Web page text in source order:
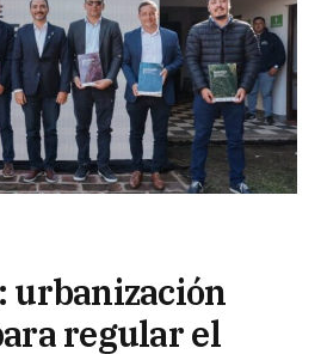
urbanización
regular el